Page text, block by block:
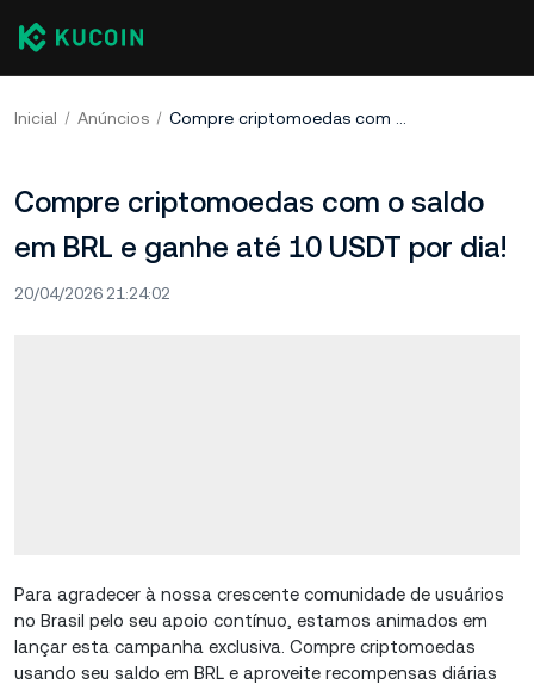
Inicial Anúncios Compre criptomoedas com o saldo em BRL e ganhe até 10 USDT por dia!
Compre criptomoedas com o saldo
em BRL e ganhe até 10 USDT por dia!
20/04/2026 21:24:02
Para agradecer à nossa crescente comunidade de usuários
no Brasil pelo seu apoio contínuo, estamos animados em
lançar esta campanha exclusiva. Compre criptomoedas
usando seu saldo em BRL e aproveite recompensas diárias